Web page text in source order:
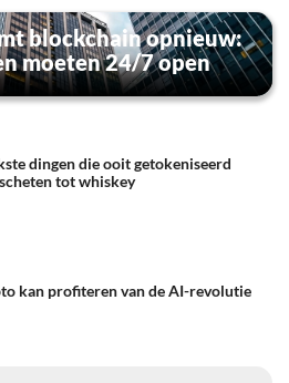
blockchain opnieuw:
moeten 24/7 open
dingen die ooit getokeniseerd
tot whiskey
kan profiteren van de AI-revolutie